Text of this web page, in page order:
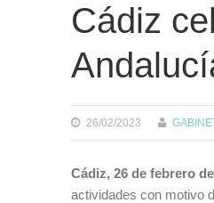
Cádiz
26/02/2023
Cádiz, 26 de febrero
actividades con motivo